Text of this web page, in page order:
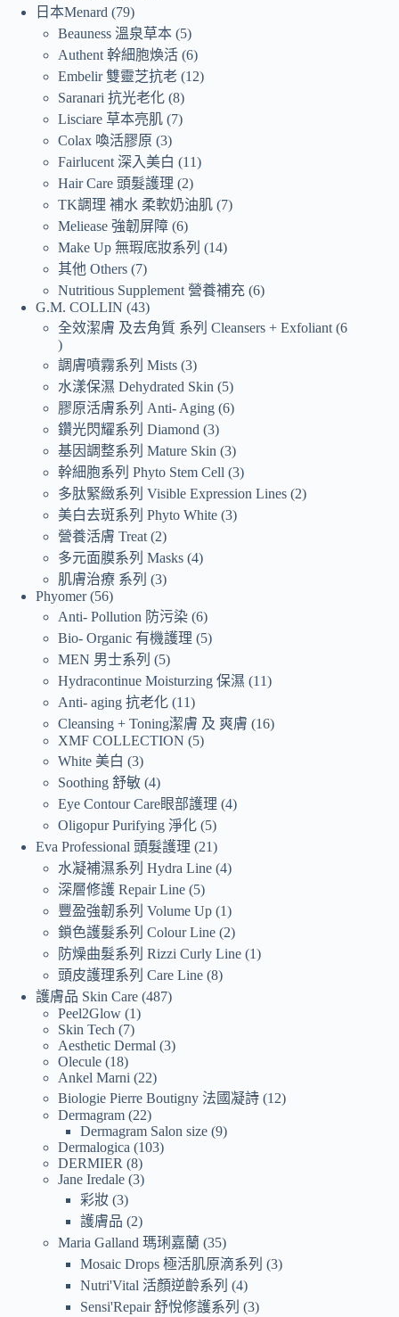
日本Menard
79
Beauness 溫泉草本 5
Authent 幹細胞煥活 6
Embelir 雙靈芝抗老 12
Saranari 抗光老化 8
Lisciare 草本亮肌 7
Colax 喚活膠原 3
Fairlucent 深入美白
11
Hair Care 頭髮護理
2
TK調理 補水 柔軟奶油肌 7
Meliease 強韌屏障 6
Make Up 無瑕底妝系列
14
其他 Others 7
Nutritious Supplement 營養補充 6
G.M. COLLIN 43
全效潔膚 及去角質 系列 Cleansers + Exfoliant 6
調膚噴霧系列 Mists 3
水漾保濕 Dehydrated Skin
5
膠原活膚系列 Anti- Aging 6
鑽光閃耀系列 Diamond 3
基因調整系列 Mature Skin 3
幹細胞系列 Phyto Stem Cell 3
多肽緊緻系列 Visible Expression Lines 2
美白去斑系列 Phyto White 3
營養活膚 Treat 2
多元面膜系列 Masks 4
肌膚治療 系列
3
Phyomer 56
Anti- Pollution 防污染 6
Bio- Organic 有機護理
5
MEN 男士系列
5
Hydracontinue Moisturzing 保濕
11
Anti- aging 抗老化 11
Cleansing + Toning潔膚 及 爽膚
16
XMF COLLECTION
5
White 美白
3
Soothing 舒敏 4
Eye Contour Care眼部護理 4
Oligopur Purifying 淨化 5
Eva Professional 頭髮護理
21
水凝補濕系列 Hydra Line 4
深層修護 Repair Line 5
豐盈強韌系列 Volume Up 1
鎖色護髮系列 Colour Line 2
防燥曲髮系列 Rizzi Curly Line 1
頭皮護理系列 Care Line 8
護膚品 Skin Care 487
Peel2Glow 1
Skin Tech
7
Aesthetic Dermal 3
Olecule 18
Ankel Marni
22
Biologie Pierre Boutigny 法國凝詩 12
Dermagram 22
Dermagram Salon size 9
Dermalogica
103
DERMIER
8
Jane Iredale 3
彩妝 3
護膚品
2
Maria Galland 瑪琍嘉蘭 35
Mosaic Drops 極活肌原滴系列
3
Nutri'Vital 活顏逆齡系列
4
Sensi'Repair 舒悅修護系列
3